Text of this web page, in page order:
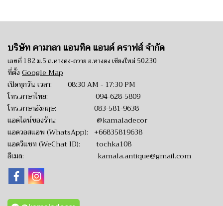
บริษัท คามาลา แอนทิค แอนด์ คราฟส์ จำกัด
เลขที่ 182 ม.5 ถ.หางดง-ถวาย อ.หางดง เชียงใหม่ 50230
ที่ตั้ง Google Map
เปิดทุกวัน เวลา: 08:30 AM - 17:30 PM
โทร.ภาษาไทย: 094-628-5809
โทร.ภาษาอังกฤษ: 083-581-9638
แอดไลน์ของร้าน: @kamaladecor
แอดวอสแอพ (WhatsApp): +66835819638
แอดวีแชท (WeChat ID): tochka108
อีเมล: kamala.antique@gmail.com